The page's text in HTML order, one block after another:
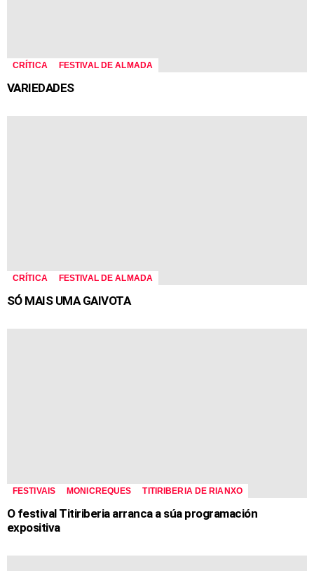
CRÍTICA FESTIVAL DE ALMADA
VARIEDADES
CRÍTICA FESTIVAL DE ALMADA
SÓ MAIS UMA GAIVOTA
FESTIVAIS MONICREQUES TITIRIBERIA DE RIANXO
O festival Titiriberia arranca a súa programación
expositiva